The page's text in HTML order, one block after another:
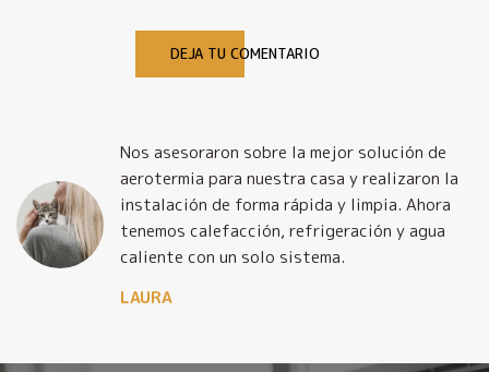
DEJA TU COMENTARIO
Nos asesoraron sobre la mejor solución de
aerotermia para nuestra casa y realizaron la
instalación de forma rápida y limpia. Ahora
tenemos calefacción, refrigeración y agua
caliente con un solo sistema.
LAURA